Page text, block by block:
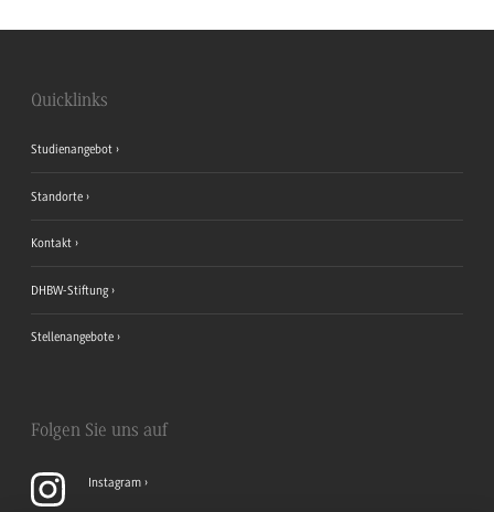
Quicklinks
Studienangebot
Standorte
Kontakt
DHBW-Stiftung
Stellenangebote
Folgen Sie uns auf
Instagram